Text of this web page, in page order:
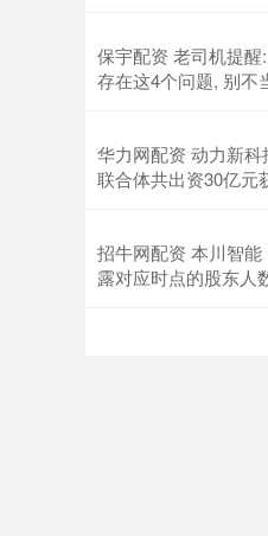
保宇配资 老司机提
存在这4个问题, 别不
华力网配资 动力新
联合体共出资30亿元
招牛网配资 本川智
露对应时点的股东人